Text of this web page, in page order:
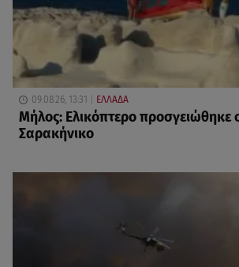
09.08.26, 13:31 ΕΛΛΑΔΑ
Μήλος: Ελικόπτερο προσγειώθηκε
Σαρακήνικο